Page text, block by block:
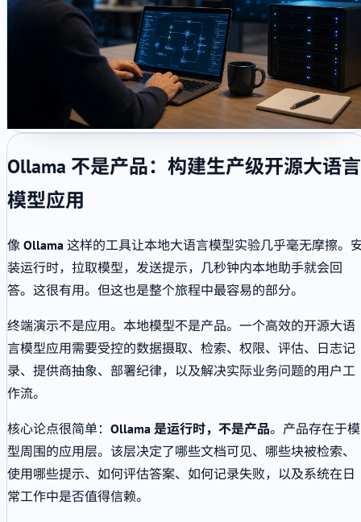
Ollama 不是产品：构建生产级开源大语言
模型应用
像 Ollama 这样的工具让本地大语言模型实验几乎毫无摩擦。
装运行时，拉取模型，发送提示，几秒钟内本地助手就会回
答。这很有用。但这也是整个旅程中最容易的部分。
终端演示不是应用。本地模型不是产品。一个高效的开源大语
言模型应用需要受控的数据摄取、检索、权限、评估、日志记
录、提供商抽象、部署纪律，以及解决实际业务问题的用户工
作流。
核心论点很简单： Ollama 是运行时，不是产品。产品存在于模
型周围的应用层。该层决定了哪些文档可见、哪些块被检索、
使用哪些提示、如何评估答案、如何记录失败，以及系统在日
常工作中是否值得信赖。